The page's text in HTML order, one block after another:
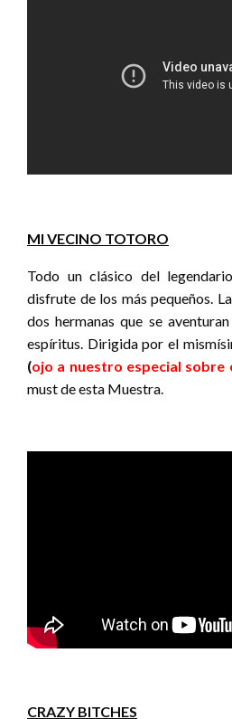
MI VECINO TOTORO
Todo un clásico del
disfrute de los más pequeños.
dos hermanas que se
espíritus. Dirigida por el
(ojo a nuestro especial sobre
must de esta Muestra.
CRAZY BITCHES